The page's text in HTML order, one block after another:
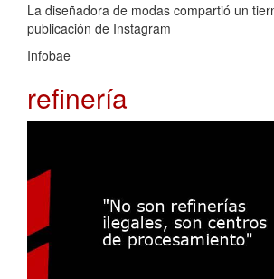
La diseñadora de modas compartió un
publicación de Instagram
Infobae
refinería